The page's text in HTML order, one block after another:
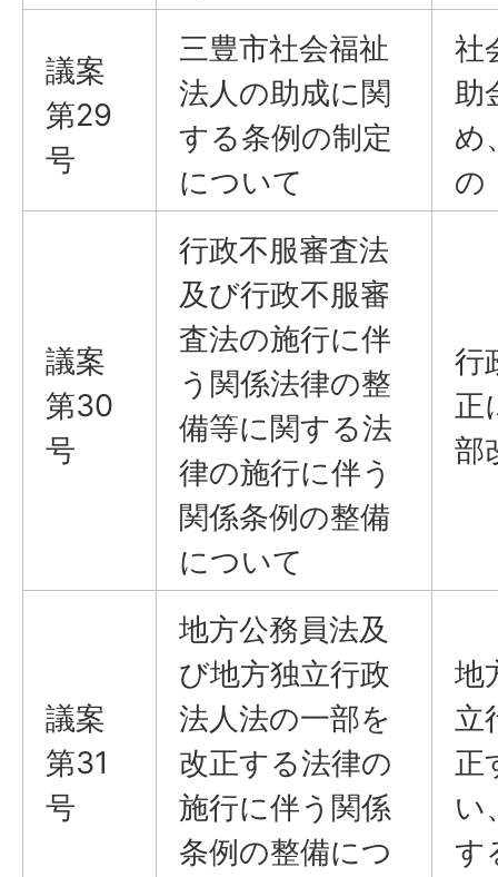
議案
第29
号
三豊市社会福祉
法人の助成に関
する条例の制定
について
社
助
め
の
議案
第30
号
行政不服審査法
及び行政不服審
査法の施行に伴
う関係法律の整
備等に関する法
律の施行に伴う
関係条例の整備
について
行
正
部
議案
第31
号
地方公務員法及
び地方独立行政
法人法の一部を
改正する法律の
施行に伴う関係
条例の整備につ
地
立
正
い
す